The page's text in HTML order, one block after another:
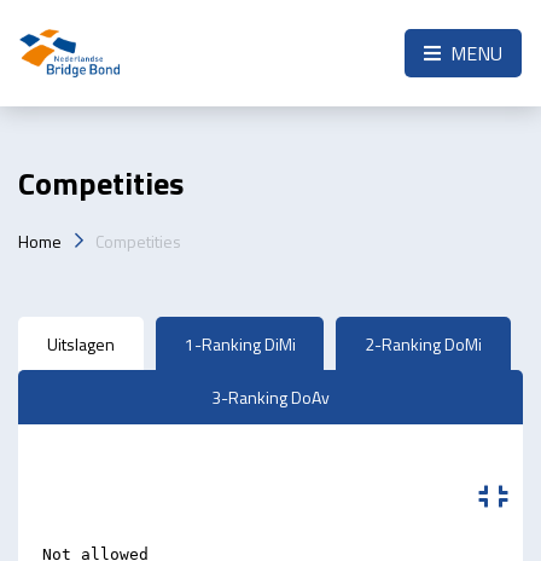
MENU
Competities
Home Competities
Uitslagen 1-Ranking DiMi 2-Ranking DoMi
3-Ranking DoAv